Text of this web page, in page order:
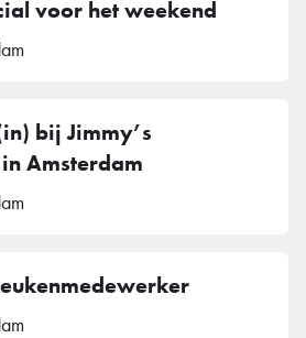
voor het weekend
bij Jimmy’s
Amsterdam